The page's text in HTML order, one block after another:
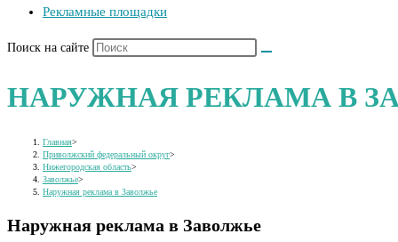
Рекламные площадки
Поиск на сайте
НАРУЖНАЯ РЕКЛАМА В
Главная>
Приволжский федеральный округ>
Нижегородская область>
Заволжье>
Наружная реклама в Заволжье
Наружная реклама в Заволжье